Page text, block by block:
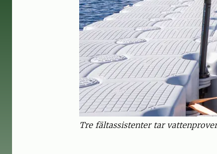
Tre fältassistenter tar